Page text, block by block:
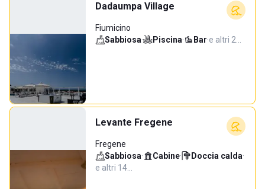
Dadaumpa Village
Fiumicino
Sabbiosa· Piscina· Bar·e altri 2…
Levante Fregene
Fregene
Sabbiosa· Cabine· Doccia calda·
e altri 14…